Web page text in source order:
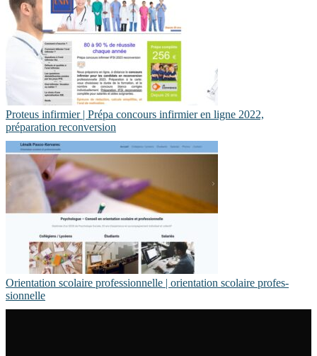
Proteus infirmier | Prépa concours infirmier en ligne 2022,
préparation re­con­ver­sion
Orientation scolaire profes­sionnel­le | orientation scolaire profes­
sionnel­le